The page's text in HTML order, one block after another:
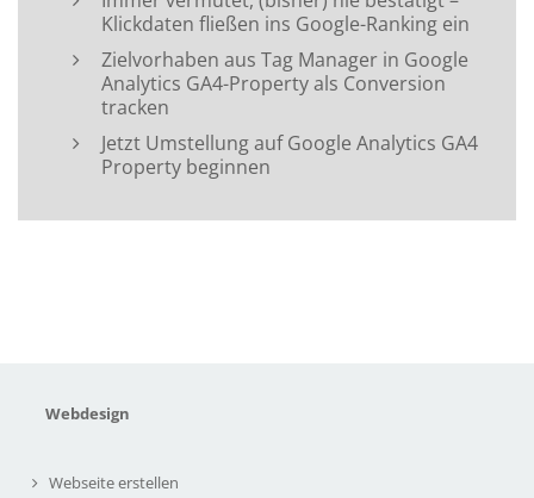
Klickdaten fließen ins Google-Ranking ein
Zielvorhaben aus Tag Manager in Google
Analytics GA4-Property als Conversion
tracken
Jetzt Umstellung auf Google Analytics GA4
Property beginnen
Webdesign
Webseite erstellen